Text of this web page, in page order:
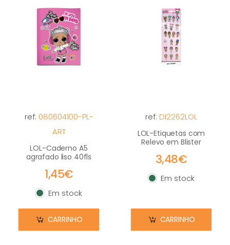
ref: 080604100-PL-
ART
LOL-Caderno A5
agrafado liso 40fls
1,45€
Em stock
Em stock
CARRINHO
ref: DI2262LOL
LOL-Etiquetas com
Relevo em Blister
3,48€
Em stock
Em stock
CARRINHO